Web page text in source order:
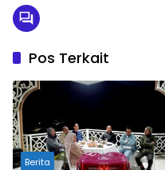
Pos Terkait
Berita